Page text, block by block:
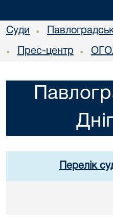
Суди •
• Прес-центр •
Перелік